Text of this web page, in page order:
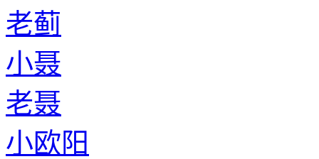
老蓟
小聂
老聂
小欧阳